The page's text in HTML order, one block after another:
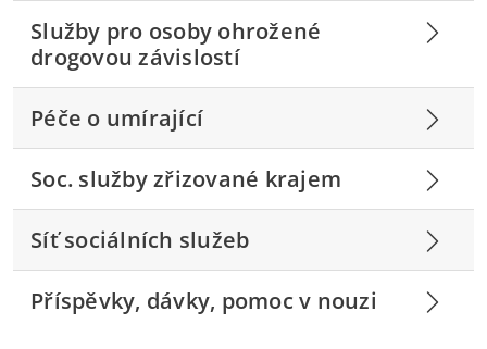
Služby pro osoby ohrožené
drogovou závislostí
Péče o umírající
Soc. služby zřizované krajem
Síť sociálních služeb
Příspěvky, dávky, pomoc v nouzi